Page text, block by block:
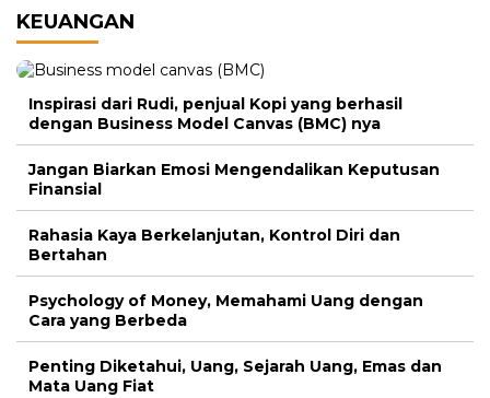
KEUANGAN
Inspirasi dari Rudi, penjual Kopi yang berhasil
dengan Business Model Canvas (BMC) nya
Jangan Biarkan Emosi Mengendalikan Keputusan
Finansial
Rahasia Kaya Berkelanjutan, Kontrol Diri dan
Bertahan
Psychology of Money, Memahami Uang dengan
Cara yang Berbeda
Penting Diketahui, Uang, Sejarah Uang, Emas dan
Mata Uang Fiat